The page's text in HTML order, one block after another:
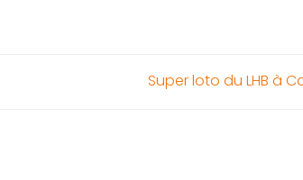
Super loto du LHB à